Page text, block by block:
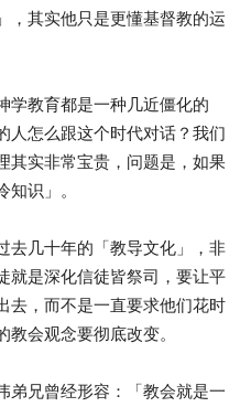
，其实他只是更懂基督教的运
学教育都是一种几近僵化的
人怎么跟这个时代对话？我们
其实非常宝贵，问题是，如果
知识」。
去几十年的「教导文化」，非
就是深化信徒皆祭司，要让平
去，而不是一直要求他们花时
会观念要彻底改变。
弟兄曾经形容：「教会就是一